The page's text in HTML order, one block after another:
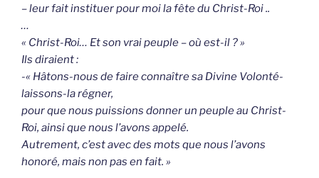
– leur fait instituer pour moi la fête du Christ-Roi ..
…
« Christ-Roi… Et son vrai peuple – où est-il ? »
Ils diraient :
-« Hâtons-nous de faire connaître sa Divine Volonté-
laissons-la régner,
pour que nous puissions donner un peuple au Christ-
Roi, ainsi que nous l’avons appelé.
Autrement, c’est avec des mots que nous l’avons
honoré, mais non pas en fait. »